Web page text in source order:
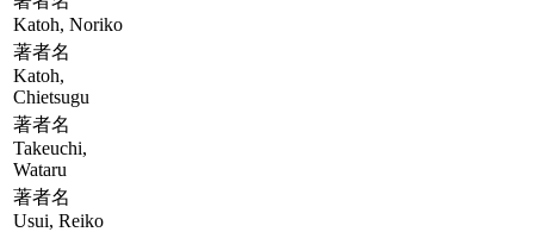
Katoh, Noriko
著者名
Katoh,
Chietsugu
著者名
Takeuchi,
Wataru
著者名
Usui, Reiko